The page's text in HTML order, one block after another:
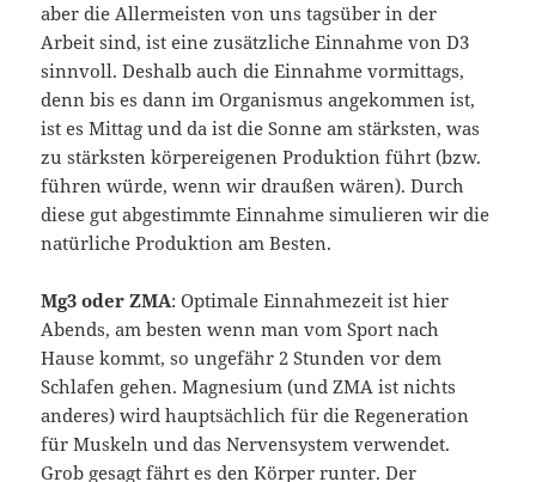
aber die Allermeisten von uns tagsüber in der
Arbeit sind, ist eine zusätzliche Einnahme von D3
sinnvoll. Deshalb auch die Einnahme vormittags,
denn bis es dann im Organismus angekommen ist,
ist es Mittag und da ist die Sonne am stärksten, was
zu stärksten körpereigenen Produktion führt (bzw.
führen würde, wenn wir draußen wären). Durch
diese gut abgestimmte Einnahme simulieren wir die
natürliche Produktion am Besten.
Mg3 oder ZMA: Optimale Einnahmezeit ist hier
Abends, am besten wenn man vom Sport nach
Hause kommt, so ungefähr 2 Stunden vor dem
Schlafen gehen. Magnesium (und ZMA ist nichts
anderes) wird hauptsächlich für die Regeneration
für Muskeln und das Nervensystem verwendet.
Grob gesagt fährt es den Körper runter. Der